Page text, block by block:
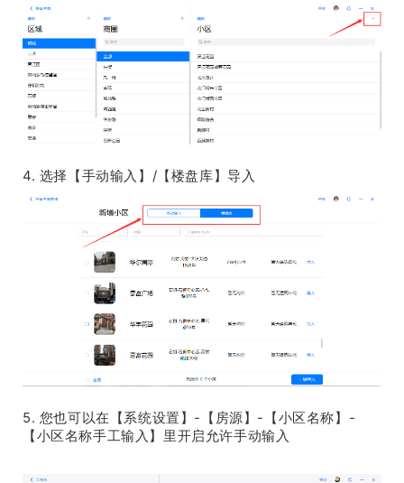
4. 选择【手动输入】/【楼盘库】导入
5. 您也可以在【系统设置】-【房源】-【小区名称】-
【小区名称手工输入】里开启允许手动输入